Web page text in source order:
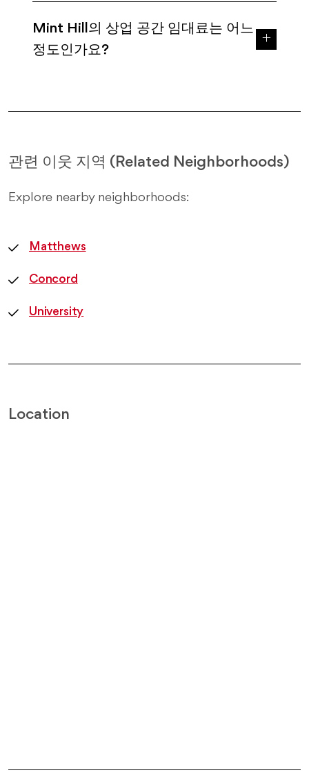
Mint Hill의 상업 공간 임대료는 어느
정도인가요?
관련 이웃 지역 (Related Neighborhoods)
Explore nearby neighborhoods:
Matthews
Concord
University
Location